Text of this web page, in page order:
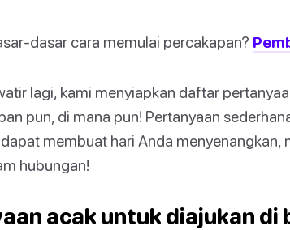
dasar cara memulai percakapan?
lagi, kami menyiapkan daftar
pun, di mana pun! Pertanyaan
membuat hari Anda menyenangkan,
hubungan!
acak untuk diajukan di